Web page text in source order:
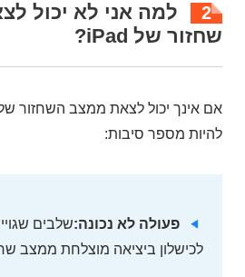
2
למה אני לא יכול
שחזור של iPad?
להיות מספר סיבות:
פעולה לא נכונה:שלבים
לכישלון ביציאה מוצלחת ממצב